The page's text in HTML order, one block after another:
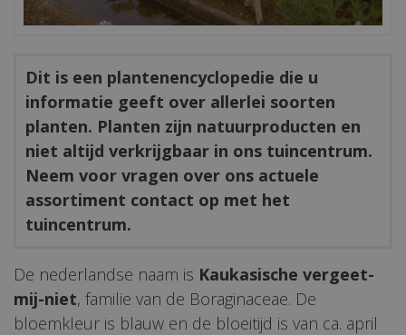
Dit is een plantenencyclopedie die u
informatie geeft over allerlei soorten
planten. Planten zijn natuurproducten en
niet altijd verkrijgbaar in ons tuincentrum.
Neem voor vragen over ons actuele
assortiment contact op met het
tuincentrum.
De nederlandse naam is Kaukasische vergeet-
mij-niet, familie van de Boraginaceae. De
bloemkleur is blauw en de bloeitijd is van ca. april